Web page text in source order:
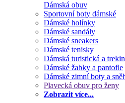
Dámská obuv
Sportovní boty dámské
Dámské holínky
Dámské sandály
Dámské sneakers
Dámské tenisky
Dámská turistická a
Dámské žabky a pantofle
Dámské zimní boty a
Plavecká obuv pro ženy
Zobrazit více...